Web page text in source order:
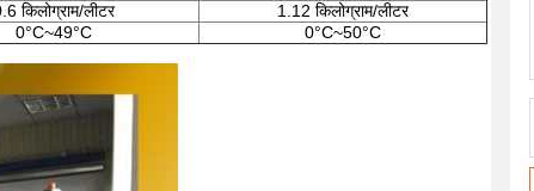
किलोग्राम/लीटर
1.12 किलोग्राम/लीटर
0°C~49°C 0°C~50°C